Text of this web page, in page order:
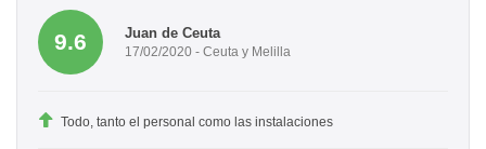
9.6 Juan de Ceuta
17/02/2020 - Ceuta y Melilla
Todo, tanto el personal como las instalaciones